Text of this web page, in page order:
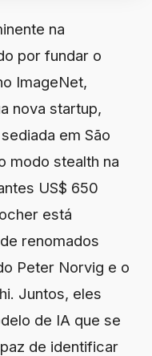
na
por fundar o
ImageNet,
nova startup,
em São
modo stealth na
US$ 650
está
renomados
Peter Norvig e o
Juntos, eles
de IA que se
de identificar